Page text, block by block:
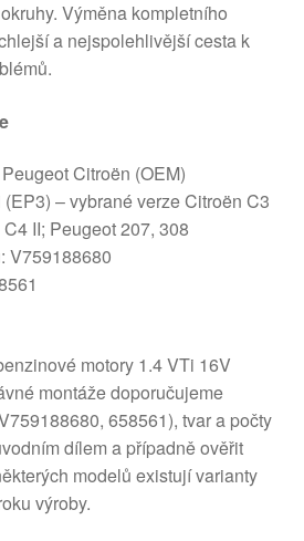
Výměna kompletního
a nejspolehlivější cesta k
Citroën (OEM)
– vybrané verze Citroën C3
II; Peugeot 207, 308
V759188680
motory 1.4 VTi 16V
montáže doporučujeme
658561), tvar a počty
dílem a případně ověřit
modelů existují varianty
výroby.